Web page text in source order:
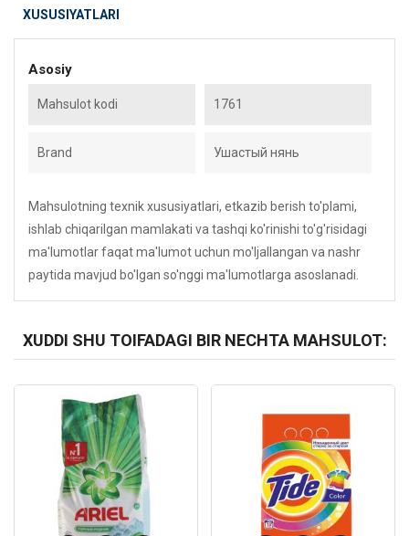
XUSUSIYATLARI
Asosiy
Mahsulot kodi 1761
Brand Ушастый нянь
Mahsulotning texnik xususiyatlari, etkazib berish to'plami,
ishlab chiqarilgan mamlakati va tashqi ko'rinishi to'g'risidagi
ma'lumotlar faqat ma'lumot uchun mo'ljallangan va nashr
paytida mavjud bo'lgan so'nggi ma'lumotlarga asoslanadi.
XUDDI SHU TOIFADAGI BIR NECHTA MAHSULOT:
Kod: 6250